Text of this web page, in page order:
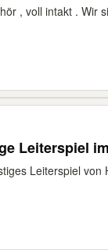
, voll intakt . Wir
Leiterspiel
Leiterspiel